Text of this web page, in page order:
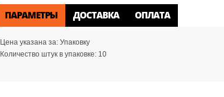
ПАРАМЕТРЫ ДОСТАВКА ОПЛАТА
Цена указана за:Упаковку
Количество штук в упаковке:10